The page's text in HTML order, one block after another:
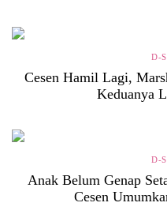
D-
Cesen Hamil Lagi,
Keduanya
D-
Anak Belum Genap
Cesen